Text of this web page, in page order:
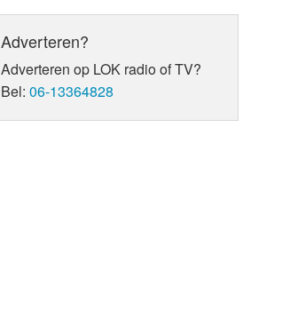
Adverteren?
Adverteren op LOK radio of TV?
Bel:06-13364828